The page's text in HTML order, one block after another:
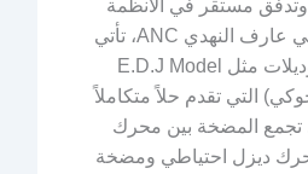
مستقر في الأنظمة
الصناعية الواسعة. في عارف النهدي ANC، تأتي
هذه التقنية ضمن موديلات مثل E.D.J Model
التي تقدم حلاً متكاملاً
تجمع المضخة بين محرك
ديزل احتياطي ومضخة